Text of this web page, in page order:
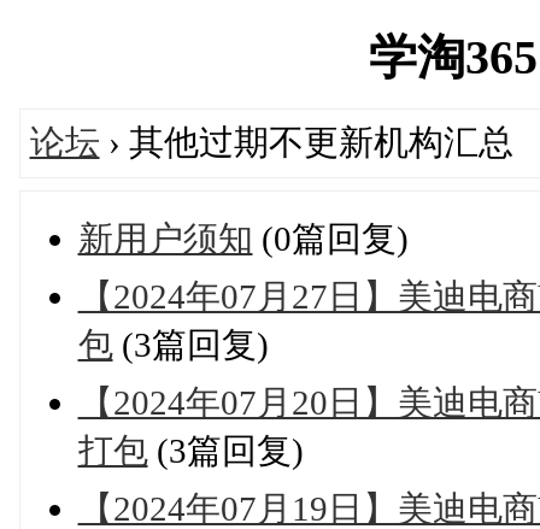
学淘
论坛 › 其他过期不更新机构汇总
新用户须知 (0篇回复)
【2024年07月27日】美迪电
包(3篇回复)
【2024年07月20日】美迪电
打包(3篇回复)
【2024年07月19日】美迪电